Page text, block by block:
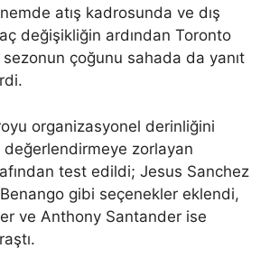
atış kadrosunda ve dış
değişikliğin ardından Toronto
çoğunu sahada da yanıt
organizasyonel derinliğini
değerlendirmeye zorlayan
test edildi; Jesus Sanchez
gibi seçenekler eklendi,
ve Anthony Santander ise